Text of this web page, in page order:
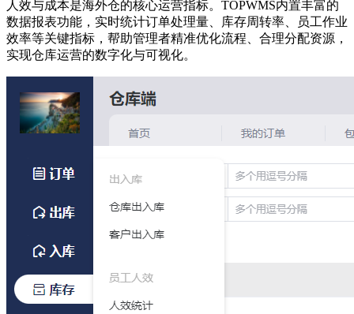
人效与成本是海外仓的核心运营指标。 TOPWMS内置丰富的
数据报表功能，实时统计订单处理量、库存周转率、员工作业
效率等关键指标，帮助管理者精准优化流程、合理分配资源，
实现仓库运营的数字化与可视化。